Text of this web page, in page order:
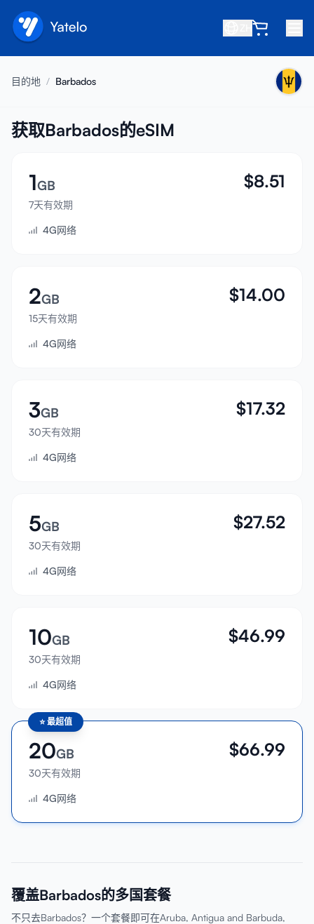
关于我们
推荐好友
成为合作伙伴
帮助中心
支持
设备兼容性
登录
目的地 / Barbados
获取Barbados的eSIM
1GB
7天有效期
$8.51
4G网络
2GB
15天有效期
$14.00
4G网络
3GB
30天有效期
$17.32
4G网络
5GB
30天有效期
$27.52
4G网络
10GB
30天有效期
$46.99
4G网络
⭐最超值
20GB
30天有效期
$66.99
4G网络
覆盖Barbados的多国套餐
不只去Barbados？一个套餐即可在Aruba, Antigua and Barbuda,